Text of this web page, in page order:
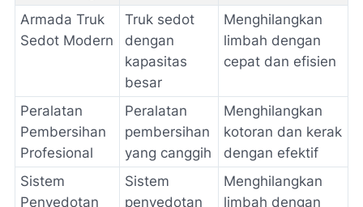
Armada Truk
Sedot Modern
Truk sedot
dengan
kapasitas
besar
Menghilangkan
limbah dengan
cepat dan efisien
Peralatan
Pembersihan
Profesional
Peralatan
pembersihan
yang canggih
Menghilangkan
kotoran dan kerak
dengan efektif
Sistem
Penyedotan
Sistem
penyedotan
Menghilangkan
limbah dengan